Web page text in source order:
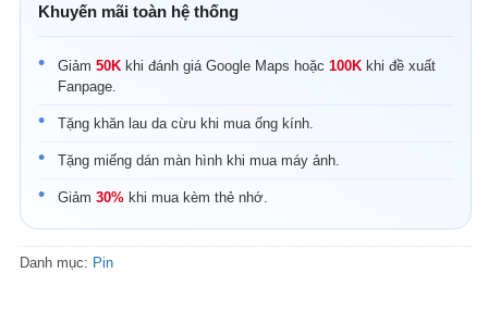
Khuyến mãi toàn hệ thống
Giảm 50K khi đánh giá Google Maps hoặc 100K khi đề xuất
Fanpage.
Tặng khăn lau da cừu khi mua ống kính.
Tặng miếng dán màn hình khi mua máy ảnh.
Giảm 30% khi mua kèm thẻ nhớ.
Danh mục: Pin